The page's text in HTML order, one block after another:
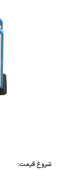
شروع قیمت: